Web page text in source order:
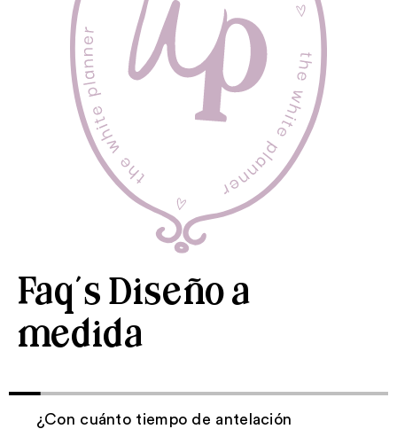
Faq´s Diseño a
medida
¿Con cuánto tiempo de antelación